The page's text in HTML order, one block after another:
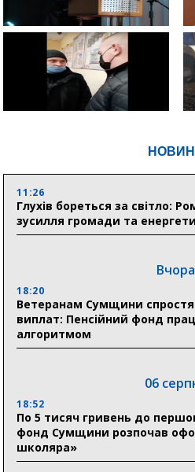
11:26
Глухів бореться за світло:
зусилля громади та
Вчора
18:20
Ветеранам Сумщини
виплат: Пенсійний фонд
алгоритмом
06
18:52
По 5 тисяч гривень до
фонд Сумщини розпочав
школяра»